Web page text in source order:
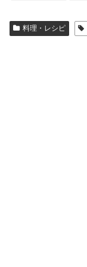
料理・レシピ